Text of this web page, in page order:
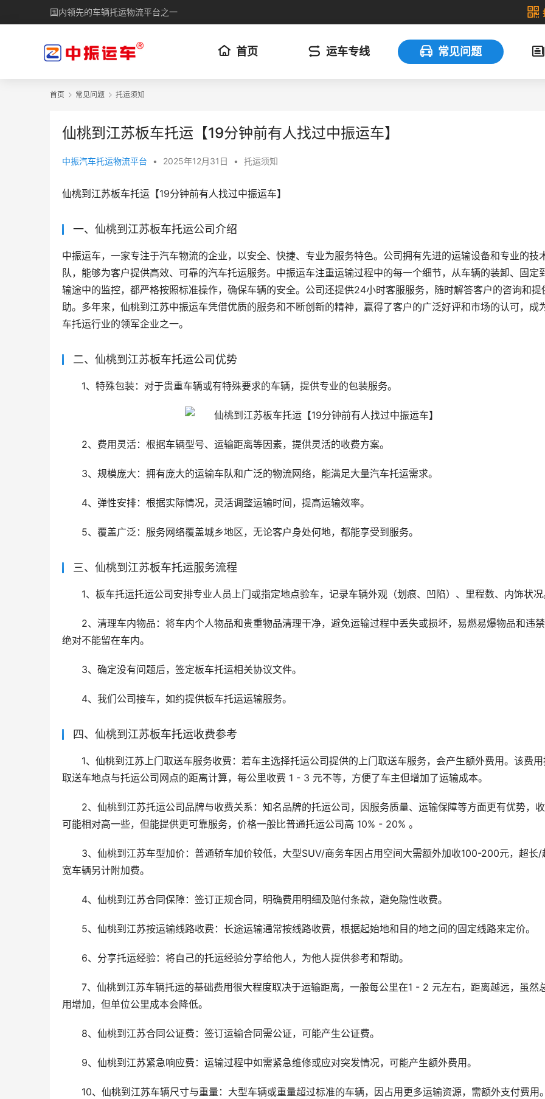
国内领先的车辆托运物流平台之一
首页 运车专线 常见问题
首页 常见问题 托运须知
仙桃到江苏板车托运【19分钟前有人找过中振运车】
中振汽车托运物流平台 • 2025年12月31日 • 托运须知
仙桃到江苏板车托运【19分钟前有人找过中振运车】
一、仙桃到江苏板车托运公司介绍
中振运车，一家专注于汽车物流的企业，以安全、快捷、专业为服务特色。公司拥有先进的运输设备和专业的技
队，能够为客户提供高效、可靠的汽车托运服务。中振运车注重运输过程中的每一个细节，从车辆的装卸、固定
输途中的监控，都严格按照标准操作，确保车辆的安全。公司还提供24小时客服服务，随时解答客户的咨询和提
助。多年来，仙桃到江苏中振运车凭借优质的服务和不断创新的精神，赢得了客户的广泛好评和市场的认可，成
车托运行业的领军企业之一。
二、仙桃到江苏板车托运公司优势
1、特殊包装：对于贵重车辆或有特殊要求的车辆，提供专业的包装服务。
2、费用灵活：根据车辆型号、运输距离等因素，提供灵活的收费方案。
3、规模庞大：拥有庞大的运输车队和广泛的物流网络，能满足大量汽车托运需求。
4、弹性安排：根据实际情况，灵活调整运输时间，提高运输效率。
5、覆盖广泛：服务网络覆盖城乡地区，无论客户身处何地，都能享受到服务。
三、仙桃到江苏板车托运服务流程
1、板车托运托运公司安排专业人员上门或指定地点验车，记录车辆外观（划痕、凹陷）、里程数、内饰状
2、清理车内物品：将车内个人物品和贵重物品清理干净，避免运输过程中丢失或损坏，易燃易爆物品和违
绝对不能留在车内。
3、确定没有问题后，签定板车托运相关协议文件。
4、我们公司接车，如约提供板车托运运输服务。
四、仙桃到江苏板车托运收费参考
1、仙桃到江苏上门取送车服务收费：若车主选择托运公司提供的上门取送车服务，会产生额外费用。该费
取送车地点与托运公司网点的距离计算，每公里收费 1 - 3 元不等，方便了车主但增加了运输成本。
2、仙桃到江苏托运公司品牌与收费关系：知名品牌的托运公司，因服务质量、运输保障等方面更有优势，
可能相对高一些，但能提供更可靠服务，价格一般比普通托运公司高 10% - 20% 。
3、仙桃到江苏车型加价：普通轿车加价较低，大型SUV/商务车因占用空间大需额外加收100-200元，超长/
宽车辆另计附加费。
4、仙桃到江苏合同保障：签订正规合同，明确费用明细及赔付条款，避免隐性收费。
5、仙桃到江苏按运输线路收费：长途运输通常按线路收费，根据起始地和目的地之间的固定线路来定价。
6、分享托运经验：将自己的托运经验分享给他人，为他人提供参考和帮助。
7、仙桃到江苏车辆托运的基础费用很大程度取决于运输距离，一般每公里在1 - 2 元左右，距离越远，虽然
用增加，但单位公里成本会降低。
8、仙桃到江苏合同公证费：签订运输合同需公证，可能产生公证费。
9、仙桃到江苏紧急响应费：运输过程中如需紧急维修或应对突发情况，可能产生额外费用。
10、仙桃到江苏车辆尺寸与重量：大型车辆或重量超过标准的车辆，因占用更多运输资源，需额外支付费用